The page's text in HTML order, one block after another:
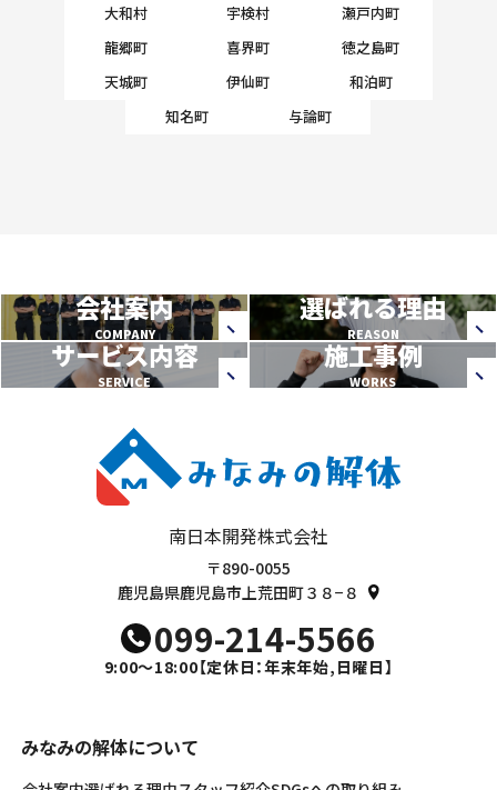
大和村
宇検村
瀬戸内町
龍郷町
喜界町
徳之島町
天城町
伊仙町
和泊町
知名町
与論町
会社案内
COMPANY
選ばれる理由
REASON
サービス内容
SERVICE
施工事例
WORKS
南日本開発株式会社
〒890-0055
鹿児島県鹿児島市上荒田町３８−８
099-214-5566
9:00～18:00【定休日：年末年始,日曜日】
みなみの解体について